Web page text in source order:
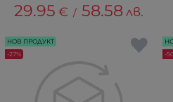
29.95 € / 58.58 лв.
НОВ ПРОДУКТ
-27%
-